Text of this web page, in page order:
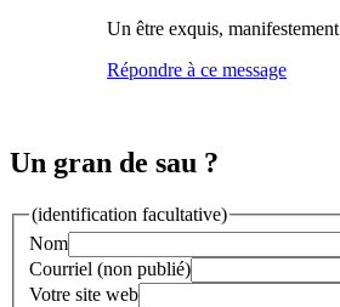
Un être exquis,
Répondre à ce message
Un gran de sau ?
(identification facultative)
Nom
Courriel (non publié)
Votre site web